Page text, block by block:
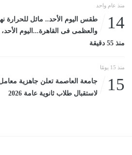
منذ عام واحد
14
طقس اليوم الأحد.. مائل للحرارة
منذ 55 دقيقة
منذ 15 يومًا
15
جامعة العاصمة تعلن جاهزية معامل
لاستقبال طلاب ثانوية عامة 2026